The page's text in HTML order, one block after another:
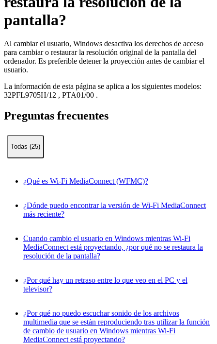
pantalla?
Al cambiar el usuario, Windows desactiva los derechos de acceso
para cambiar o restaurar la resolución original de la pantalla del
ordenador. Es preferible detener la proyección antes de cambiar el
usuario.
La información de esta página se aplica a los siguientes modelos:
32PFL9705H/12 , PTA01/00 .
Preguntas frecuentes
Todas (25)
¿Qué es Wi-Fi MediaConnect (WFMC)?
¿Dónde puedo encontrar la versión de Wi-Fi MediaConnect
más reciente?
Cuando cambio el usuario en Windows mientras Wi-Fi
MediaConnect está proyectando, ¿por qué no se restaura la
resolución de la pantalla?
¿Por qué hay un retraso entre lo que veo en el PC y el
televisor?
¿Por qué no puedo escuchar sonido de los archivos
multimedia que se están reproduciendo tras utilizar la función
de cambio de usuario en Windows mientras Wi-Fi
MediaConnect está proyectando?